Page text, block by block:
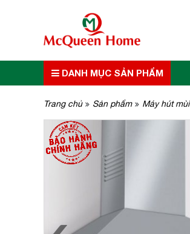
DANH MỤC SẢN PHẨM
Trang chủ Sản phẩm Máy hút mùi